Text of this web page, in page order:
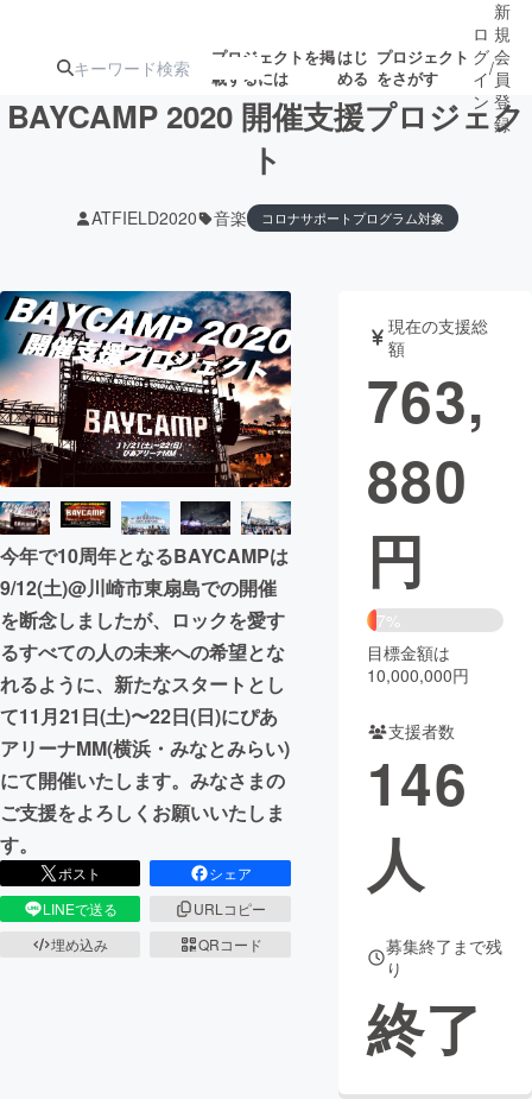
プロジェクトを掲
載するには
はじ
める
プロジェクト
をさがす
ターン
注目の新着プロ
ジェクト
募集終了が近いプ
ロジェクト
もうすぐ公開
されます
アート・写真 音楽
テクノロジー・ガジェット ゲーム・サ
映像・映画
ビジネス・起業
まちづくり・地域活性化
CAMPFIRE for Social Good
CAMPFIRE Creation
CAMPFIREふるさと納税machi-ya コミュニティ
ロ
グ
イ
ン
/
新
規
会
員
登
録
BAYCAMP 2020 開催支援プロジェク
ト
ATFIELD2020 音楽 コロナサポートプログラム対象
今年で10周年となるBAYCAMPは
9/12(土)@川崎市東扇島での開催
を断念しましたが、ロックを愛す
るすべての人の未来への希望とな
れるように、新たなスタートとし
て11月21日(土)〜22日(日)にぴあ
アリーナMM(横浜・みなとみらい)
にて開催いたします。みなさまの
ご支援をよろしくお願いいたしま
す。
ポスト
シェア
LINEで送る
URLコピー
埋め込み
QRコード
現在の支援総
額
763,
880
円
7%
目標金額は
10,000,000円
支援者数
146
人
募集終了まで残
り
終了